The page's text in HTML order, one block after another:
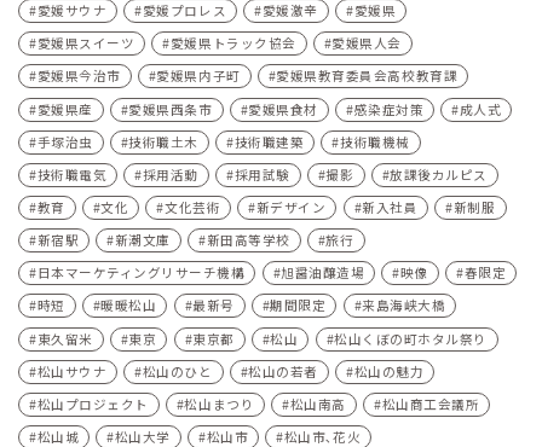
愛媛サウナ
愛媛プロレス 愛媛激辛
愛媛県
愛媛県スイーツ
愛媛県トラック協会
愛媛県人会
愛媛県今治市
愛媛県内子町
愛媛県教育委員会高校教育課
愛媛県産
愛媛県西条市 愛媛県食材 感染症対策
成人式
手塚治虫
技術職土木 技術職建築
技術職機械
技術職電気
採用活動 採用試験 撮影
放課後カルピス
教育
文化 文化芸術 新デザイン 新入社員
新制服
新宿駅
新潮文庫 新田高等学校
旅行
日本マーケティングリサーチ機構
旭醤油醸造場 映像
春限定
時短
暖暖松山 最新号 期間限定
来島海峡大橋
東久留米
東京 東京都 松山
松山くぼの町ホタル祭り
松山サウナ
松山のひと 松山の若者
松山の魅力
松山プロジェクト
松山まつり 松山南高
松山商工会議所
松山城
松山大学 松山市
松山市､花火